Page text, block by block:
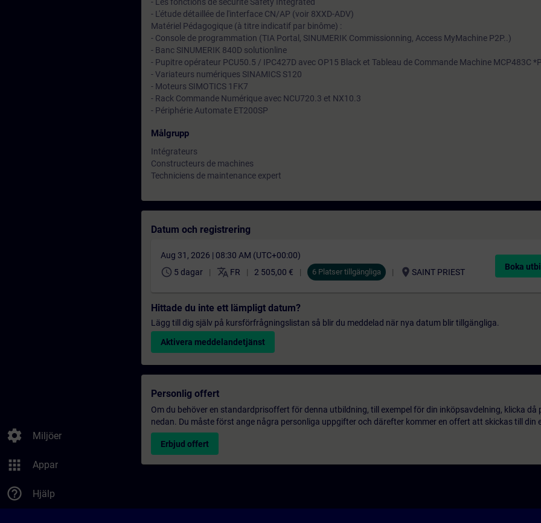
settings Miljöer
apps Appar
help_outline Hjälp
- L'étude détaillée de l'interface CN/AP (voir 8XXD-ADV)
Matériel Pédagogique (à titre indicatif par binôme) :
- Console de programmation (TIA Portal, SINUMERIK Commissionning, Access MyMachine P2P..)
- Banc SINUMERIK 840D solutionline
- Pupitre opérateur PCU50.5 / IPC427D avec OP15 Black et Tableau de Commande Machine MCP483C
- Variateurs numériques SINAMICS S120
- Moteurs SIMOTICS 1FK7
- Rack Commande Numérique avec NCU720.3 et NX10.3
- Périphérie Automate ET200SP
Målgrupp
Intégrateurs
Constructeurs de machines
Techniciens de maintenance expert
Datum och registrering
Aug 31, 2026 | 08:30 AM (UTC+00:00)
schedule 5 dagar translate FR 2 505,00 € 6 Platser tillgängliga location_on SAINT PRIEST
Boka
Hittade du inte ett lämpligt datum?
Lägg till dig själv på kursförfrågningslistan så blir du meddelad när nya datum blir tillgängliga.
Aktivera meddelandetjänst
Personlig offert
Om du behöver en standardprisoffert för denna utbildning, till exempel för din inköpsavdelning, klicka då
nedan. Du måste först ange några personliga uppgifter och därefter kommer en offert att skickas till din
Erbjud offert